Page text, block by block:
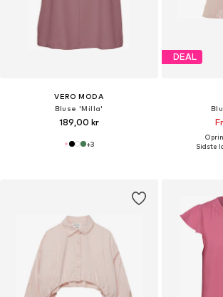
VERO MODA
Bluse 'Milla'
189,00 kr
+3
DEAL
Sidste